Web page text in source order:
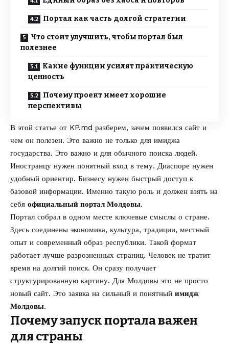
Портал как часть долгой стратегии
Что стоит улучшить, чтобы портал был
полезнее
Какие функции усилят практическую
ценность
Почему проект имеет хорошие
перспективы
В этой статье от KP.md разберем, зачем появился сайт и
чем он полезен. Это важно не только для имиджа
государства. Это важно и для обычного поиска людей.
Иностранцу нужен понятный вход в тему. Диаспоре нужен
удобный ориентир. Бизнесу нужен быстрый доступ к
базовой информации. Именно такую роль и должен взять на
себя официальный портал Молдовы.
Портал собрал в одном месте ключевые смыслы о стране.
Здесь соединены экономика, культура, традиции, местный
опыт и современный образ республики. Такой формат
работает лучше разрозненных страниц. Человек не тратит
время на долгий поиск. Он сразу получает
структурированную картину. Для Молдовы это не просто
новый сайт. Это заявка на сильный и понятный имидж
Молдовы.
Почему запуск портала важен
для страны